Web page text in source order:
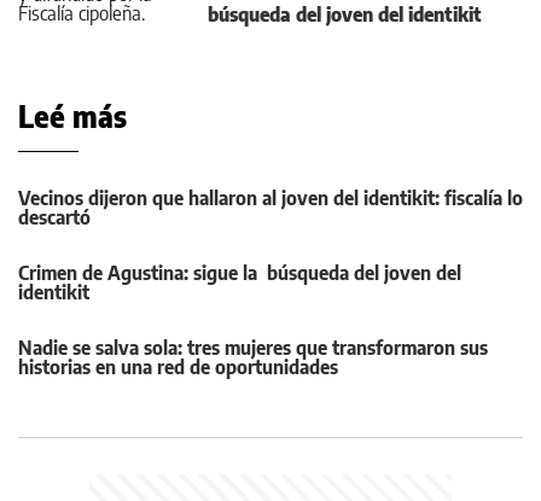
búsqueda del joven del identikit
Leé más
Vecinos dijeron que hallaron al joven del identikit: fiscalía lo
descartó
Crimen de Agustina: sigue la búsqueda del joven del
identikit
Nadie se salva sola: tres mujeres que transformaron sus
historias en una red de oportunidades